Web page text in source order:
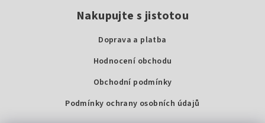
Nakupujte s jistotou
Doprava a platba
Hodnocení obchodu
Obchodní podmínky
Podmínky ochrany osobních údajů